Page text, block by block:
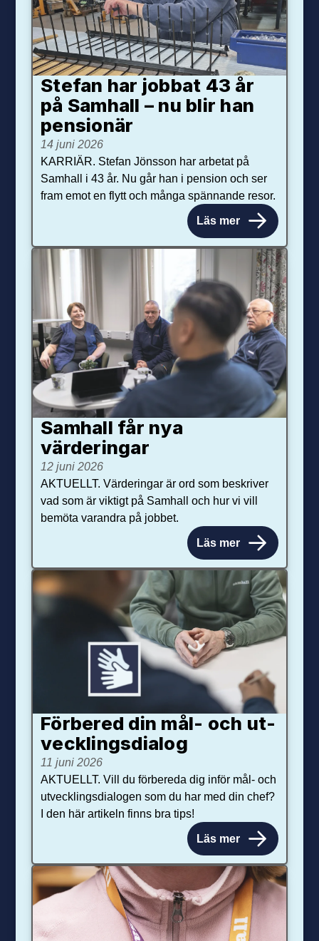
Stefan har jobbat 43 år
på Samhall – nu blir han
pensionär
14 juni 2026
KARRIÄR. Stefan Jönsson har arbetat på
Samhall i 43 år. Nu går han i pension och ser
fram emot en flytt och många spännande resor.
Läs mer
Samhall får nya
värdering­ar
12 juni 2026
AKTUELLT. Värderingar är ord som beskriver
vad som är viktigt på Samhall och hur vi vill
bemöta varandra på jobbet.
Läs mer
Förbered din mål- och ut­
veck­lings­dialog
11 juni 2026
AKTUELLT. Vill du förbereda dig inför mål- och
utvecklingsdialogen som du har med din chef?
I den här artikeln finns bra tips!
Läs mer